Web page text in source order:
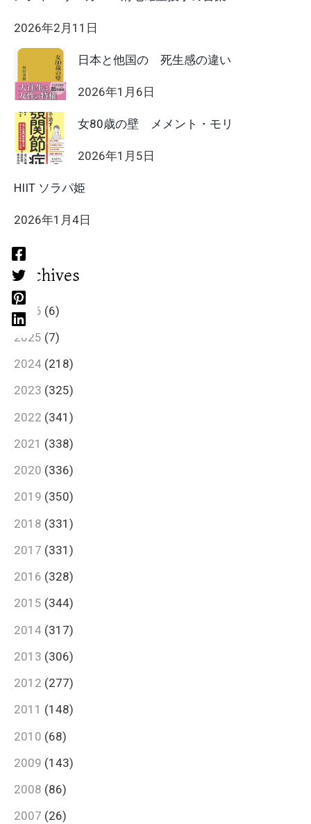
2026年2月11日
日本と他国の 死生感の違い
2026年1月6日
女80歳の壁 メメント・モリ
2026年1月5日
HIIT ソラパ姫
2026年1月4日
Archives
2026 (6)
2025 (7)
2024 (218)
2023 (325)
2022 (341)
2021 (338)
2020 (336)
2019 (350)
2018 (331)
2017 (331)
2016 (328)
2015 (344)
2014 (317)
2013 (306)
2012 (277)
2011 (148)
2010 (68)
2009 (143)
2008 (86)
2007 (26)